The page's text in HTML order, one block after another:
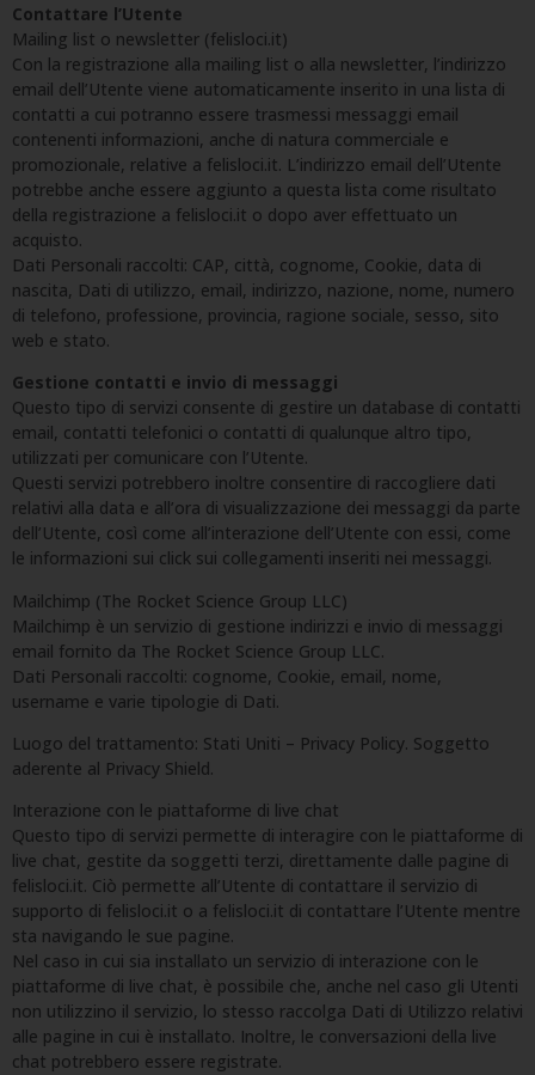
Contattare l’Utente
Mailing list o newsletter (felisloci.it)
Con la registrazione alla mailing list o alla newsletter, l’indirizzo
email dell’Utente viene automaticamente inserito in una lista di
contatti a cui potranno essere trasmessi messaggi email
contenenti informazioni, anche di natura commerciale e
promozionale, relative a felisloci.it. L’indirizzo email dell’Utente
potrebbe anche essere aggiunto a questa lista come risultato
della registrazione a felisloci.it o dopo aver effettuato un
acquisto.
Dati Personali raccolti: CAP, città, cognome, Cookie, data di
nascita, Dati di utilizzo, email, indirizzo, nazione, nome, numero
di telefono, professione, provincia, ragione sociale, sesso, sito
web e stato.
Gestione contatti e invio di messaggi
Questo tipo di servizi consente di gestire un database di contatti
email, contatti telefonici o contatti di qualunque altro tipo,
utilizzati per comunicare con l’Utente.
Questi servizi potrebbero inoltre consentire di raccogliere dati
relativi alla data e all’ora di visualizzazione dei messaggi da parte
dell’Utente, così come all’interazione dell’Utente con essi, come
le informazioni sui click sui collegamenti inseriti nei messaggi.
Mailchimp (The Rocket Science Group LLC)
Mailchimp è un servizio di gestione indirizzi e invio di messaggi
email fornito da The Rocket Science Group LLC.
Dati Personali raccolti: cognome, Cookie, email, nome,
username e varie tipologie di Dati.
Luogo del trattamento: Stati Uniti – Privacy Policy. Soggetto
aderente al Privacy Shield.
Interazione con le piattaforme di live chat
Questo tipo di servizi permette di interagire con le piattaforme di
live chat, gestite da soggetti terzi, direttamente dalle pagine di
felisloci.it. Ciò permette all’Utente di contattare il servizio di
supporto di felisloci.it o a felisloci.it di contattare l’Utente mentre
sta navigando le sue pagine.
Nel caso in cui sia installato un servizio di interazione con le
piattaforme di live chat, è possibile che, anche nel caso gli Utenti
non utilizzino il servizio, lo stesso raccolga Dati di Utilizzo relativi
alle pagine in cui è installato. Inoltre, le conversazioni della live
chat potrebbero essere registrate.